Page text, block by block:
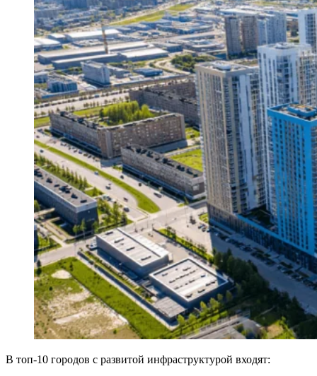
В топ-10 городов с развитой инфраструктурой входят: